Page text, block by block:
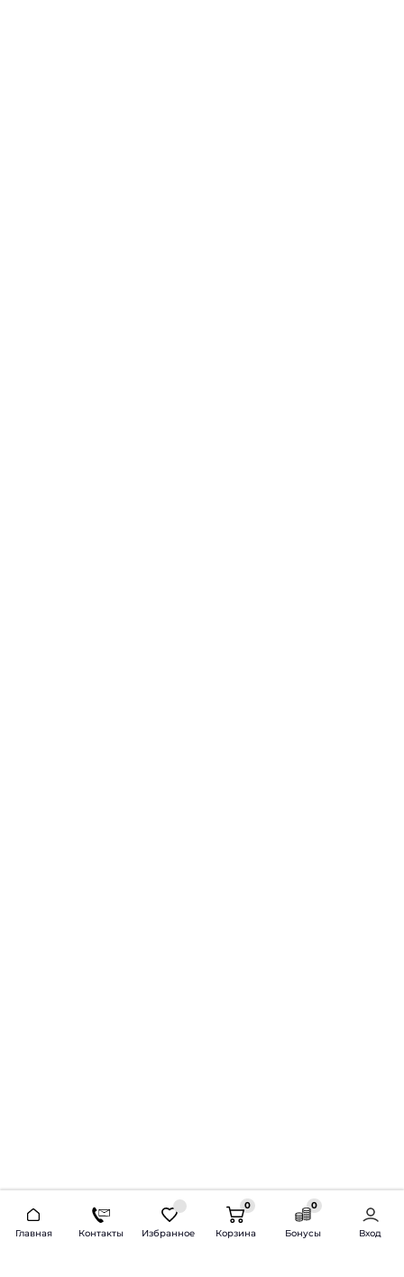
Главная Контакты Избранное
0
Корзина
0
Бонусы Вход
2026 © Продажа и установка автозвука.
Доставка по всей России и СНГ